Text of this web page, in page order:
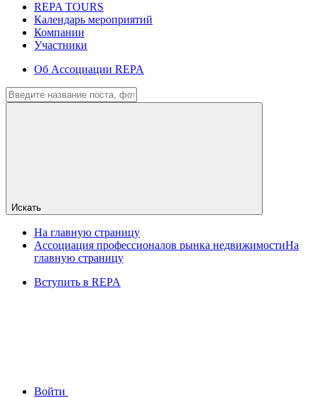
REPA TOURS
Календарь мероприятий
Компании
Участники
Об Ассоциации REPA
Искать
На главную страницу
Ассоциация профессионалов рынка недвижимостиНа
главную страницу
Вступить в REPA
Войти